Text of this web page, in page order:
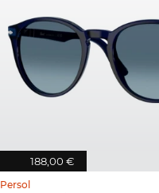
188,00 €
Persol